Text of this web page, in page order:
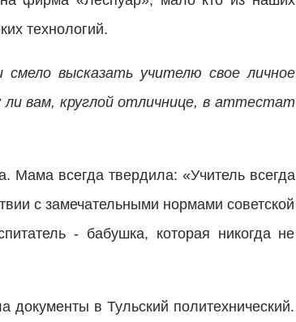
технологий.
высказать учителю свое личное
вам, круглой отличнице, в аттестат
Мама всегда твердила: «Учитель всегда
с замечательными нормами советской
- бабушка, которая никогда не
в Тульский политехнический.